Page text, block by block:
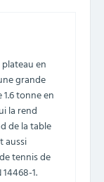
en
grande
tonne en
la rend
de la table
aussi
tennis de
1.